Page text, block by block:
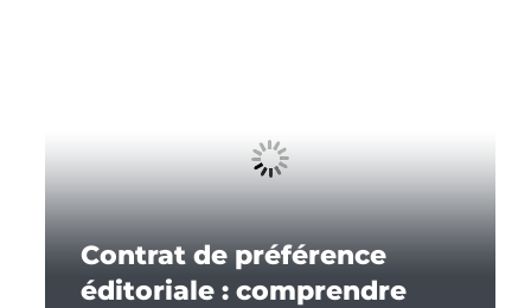
Contrat de préférence
éditoriale : comprendre